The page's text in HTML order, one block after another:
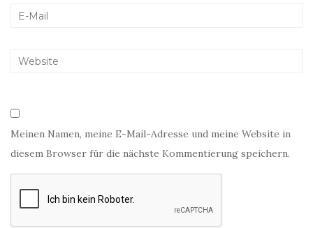
Meinen Namen, meine E-Mail-Adresse und meine Website in
diesem Browser für die nächste Kommentierung speichern.